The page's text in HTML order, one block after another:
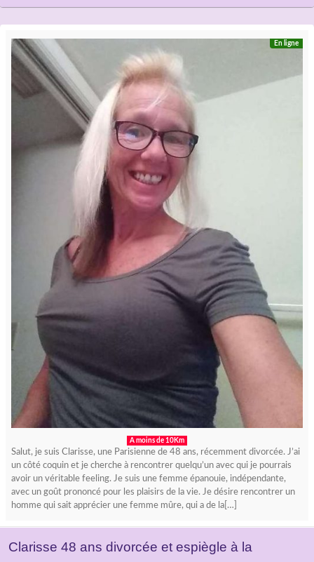
En ligne
A moins de 10Km
Salut, je suis Clarisse, une Parisienne de 48 ans, récemment divorcée. J’ai
un côté coquin et je cherche à rencontrer quelqu’un avec qui je pourrais
avoir un véritable feeling. Je suis une femme épanouie, indépendante,
avec un goût prononcé pour les plaisirs de la vie. Je désire rencontrer un
homme qui sait apprécier une femme mûre, qui a de la[…]
Clarisse 48 ans divorcée et espiègle à la